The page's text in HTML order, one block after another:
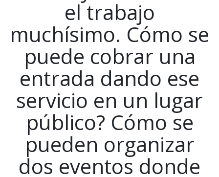
el trabajo
muchísimo. Cómo se
puede cobrar una
entrada dando ese
servicio en un lugar
público? Cómo se
pueden organizar
dos eventos donde